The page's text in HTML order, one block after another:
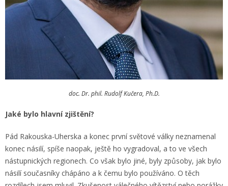
doc. Dr. phil. Rudolf Kučera, Ph.D.
Jaké bylo hlavní zjištění?
Pád Rakouska-Uherska a konec první světové války neznamenal
konec násilí, spíše naopak, ještě ho vygradoval, a to ve všech
nástupnických regionech. Co však bylo jiné, byly způsoby, jak bylo
násilí současníky chápáno a k čemu bylo používáno. O těch